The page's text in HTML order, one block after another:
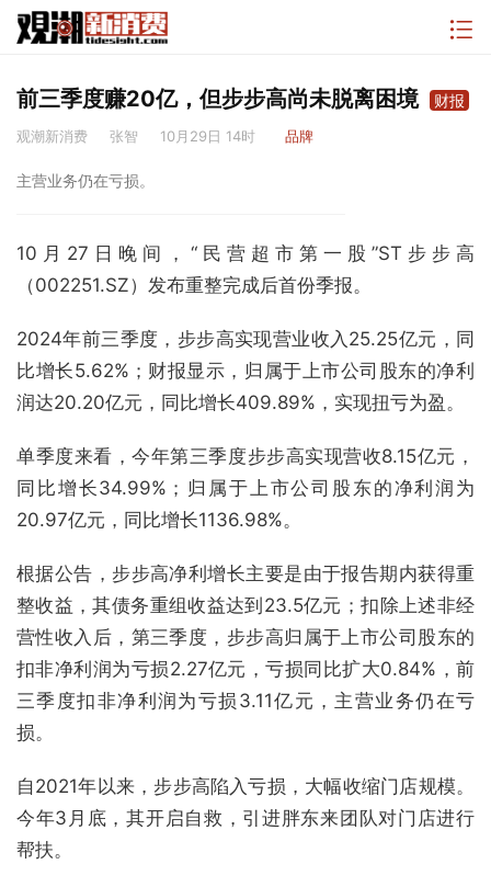
前三季度赚20亿，但步步高尚未脱离困境 财报
观潮新消费 张智 10月29日 14时 品牌
主营业务仍在亏损。
10月27日晚间，“民营超市第一股”ST步步高
（002251.SZ）发布重整完成后首份季报。
2024年前三季度，步步高实现营业收入25.25亿元，同
比增长5.62%；财报显示，归属于上市公司股东的净利
润达20.20亿元，同比增长409.89%，实现扭亏为盈。
单季度来看，今年第三季度步步高实现营收8.15亿元，
同比增长34.99%；归属于上市公司股东的净利润为
20.97亿元，同比增长1136.98%。
根据公告，步步高净利增长主要是由于报告期内获得重
整收益，其债务重组收益达到23.5亿元；扣除上述非经
营性收入后，第三季度，步步高归属于上市公司股东的
扣非净利润为亏损2.27亿元，亏损同比扩大0.84%，前
三季度扣非净利润为亏损3.11亿元，主营业务仍在亏
损。
自2021年以来，步步高陷入亏损，大幅收缩门店规模。
今年3月底，其开启自救，引进胖东来团队对门店进行
帮扶。